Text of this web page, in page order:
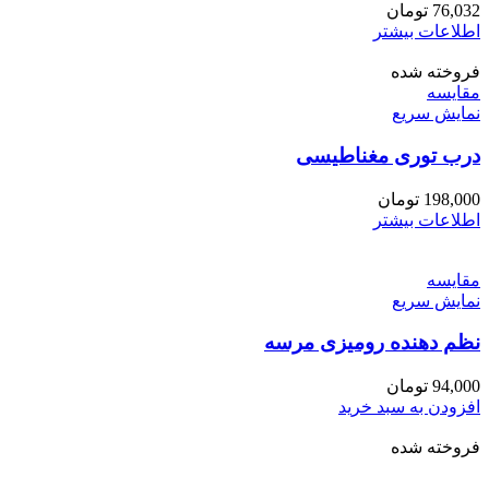
76,032 تومان
اطلاعات بیشتر
فروخته شده
مقايسه
نمایش سریع
درب توری مغناطیسی
198,000 تومان
اطلاعات بیشتر
مقايسه
نمایش سریع
نظم دهنده رومیزی مرسه
94,000 تومان
افزودن به سبد خرید
فروخته شده